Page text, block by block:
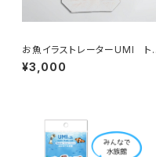
お魚イラストレーターUMI ト
ートバッグ
¥3,000